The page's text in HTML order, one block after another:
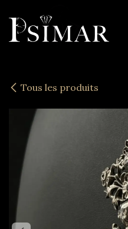
Tous les produits